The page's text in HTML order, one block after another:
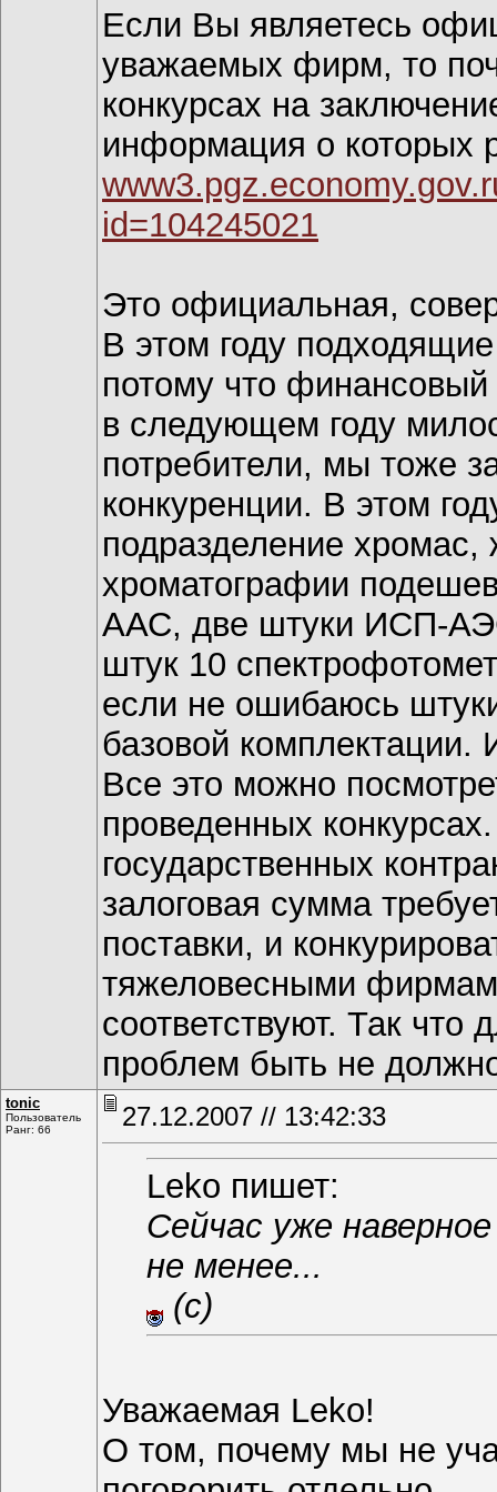
Если Вы являетесь
уважаемых фирм, то
конкурсах на
информация о которых
id=104245021
Это официальная,
В этом году
потому что финансовый
в следующем году
потребители, мы тоже
конкуренции. В этом
подразделение хромас,
хроматографии
ААС, две штуки ИСП-
штук 10
если не ошибаюсь
базовой комплектации.
Все это можно
проведенных
государственных
залоговая сумма
поставки, и
тяжеловесными
соответствуют. Так
проблем быть не
tonic
Пользователь
Ранг: 66
27.12.2007 // 13:42:33
Leko пишет:
Сейчас уже
не менее...
(с)
Уважаемая Leko!
О том, почему мы не